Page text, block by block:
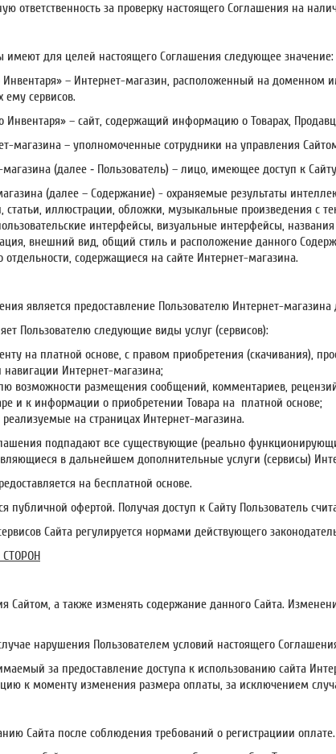
ответственность за проверку настоящего Соглашения на
для целей настоящего Соглашения следующее значение:
Инвентаря» – Интернет-магазин, расположенный на
ему сервисов.
Инвентаря» – сайт, содержащий информацию о Товарах,
магазина – уполномоченные сотрудники на управления
магазина (далее ‑ Пользователь) – лицо, имеющее доступ к
(далее – Содержание) - охраняемые результаты
статьи, иллюстрации, обложки, музыкальные произведения с
интерфейсы, визуальные интерфейсы,
внешний вид, общий стиль и расположение данного
содержащиеся на сайте Интернет-магазина.
является предоставление Пользователю Интернет-
Пользователю следующие виды услуг (сервисов):
на платной основе, с правом приобретения (скачивания),
навигации Интернет-магазина;
возможности размещения сообщений, комментариев,
и к информации о приобретении Товара на платной основе;
на страницах Интернет-магазина.
подпадают все существующие (реально
в дальнейшем дополнительные услуги (сервисы)
на бесплатной основе.
публичной офертой. Получая доступ к Сайту Пользователь
Сайта регулируется нормами действующего
Сайтом, а также изменять содержание данного Сайта.
нарушения Пользователем условий настоящего
за предоставление доступа к использованию сайта
к моменту изменения размера оплаты, за исключением
Сайта после соблюдения требований о регистрациии оплате.